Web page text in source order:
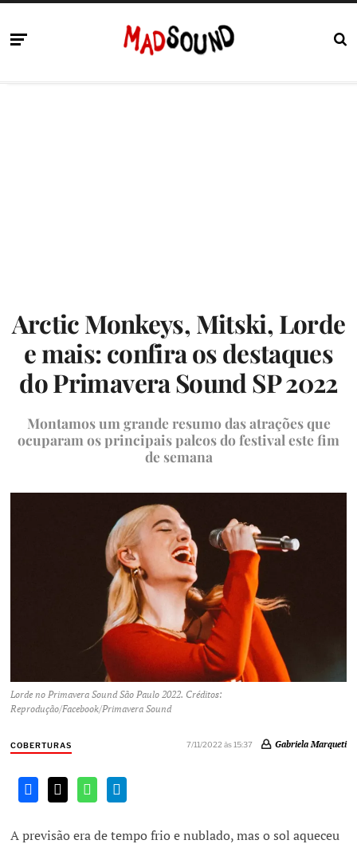
Arctic Monkeys, Mitski, Lorde
e mais: confira os destaques
do Primavera Sound SP 2022
Montamos um grande resumo das atrações que
ocuparam os principais palcos do festival este fim
de semana
Lorde no Primavera Sound São Paulo 2022. Créditos:
Reprodução/Facebook/Primavera Sound
COBERTURAS 7/11/2022 às 15:37 Gabriela Marqueti
A previsão era de tempo frio e nublado, mas o sol aqueceu